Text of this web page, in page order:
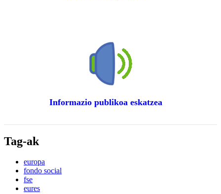
Informazio publikoa eskatzea
Tag-ak
europa
fondo social
fse
eures